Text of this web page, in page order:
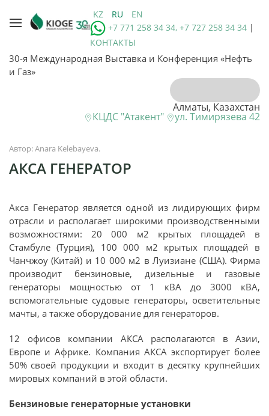
KZ RU
EN
+7 771 258 34 34, +7 727 258 34 34 |
КОНТАКТЫ
30-я Международная Выставка и Конференция «Нефть
и Газ»
Алматы, Казахстан
КЦДС "Атакент" ул. Тимирязева 42
Автор: Anara Kelebayeva.
АКСА ГЕНЕРАТОР
Акса Генератор является одной из лидирующих фирм
отрасли и располагает широкими производственными
возможностями: 20 000 м2 крытых площадей в
Стамбуле (Турция), 100 000 м2 крытых площадей в
Чанчжоу (Китай) и 10 000 м2 в Луизиане (США). Фирма
производит бензиновые, дизельные и газовые
генераторы мощностью от 1 кВА до 3000 кВА,
вспомогательные судовые генераторы, осветительные
мачты, а также оборудование для генераторов.
12 офисов компании АКСА располагаются в Азии,
Европе и Африке. Компания АКСА экспортирует более
50% своей продукции и входит в десятку крупнейших
мировых компаний в этой области.
Бензиновые генераторные установки